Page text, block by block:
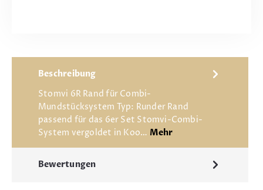
Beschreibung
Stomvi 6R Rand für Combi-
Mundstücksystem Typ: Runder Rand
passend für das 6er Set Stomvi-Combi-
System vergoldet in Koo… Mehr
Bewertungen